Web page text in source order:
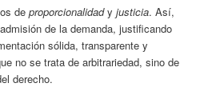
deproporcionalidadyjusticia. Así,
de la demanda, justificando
sólida, transparente y
no se trata de arbitrariedad, sino de
derecho.